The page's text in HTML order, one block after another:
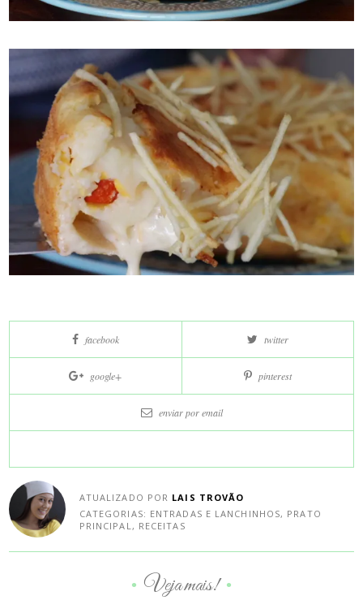
redes
facebook twitter
google+ pinterest
enviar poremail
ATUALIZADO POR LAIS TROVÃO
CATEGORIAS: ENTRADAS E LANCHINHOS, PRATO
PRINCIPAL, RECEITAS
• Veja mais! •